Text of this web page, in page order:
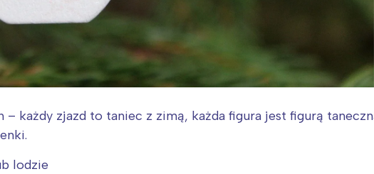
– każdy zjazd to taniec z zimą, każda figura jest figurą
lodzie